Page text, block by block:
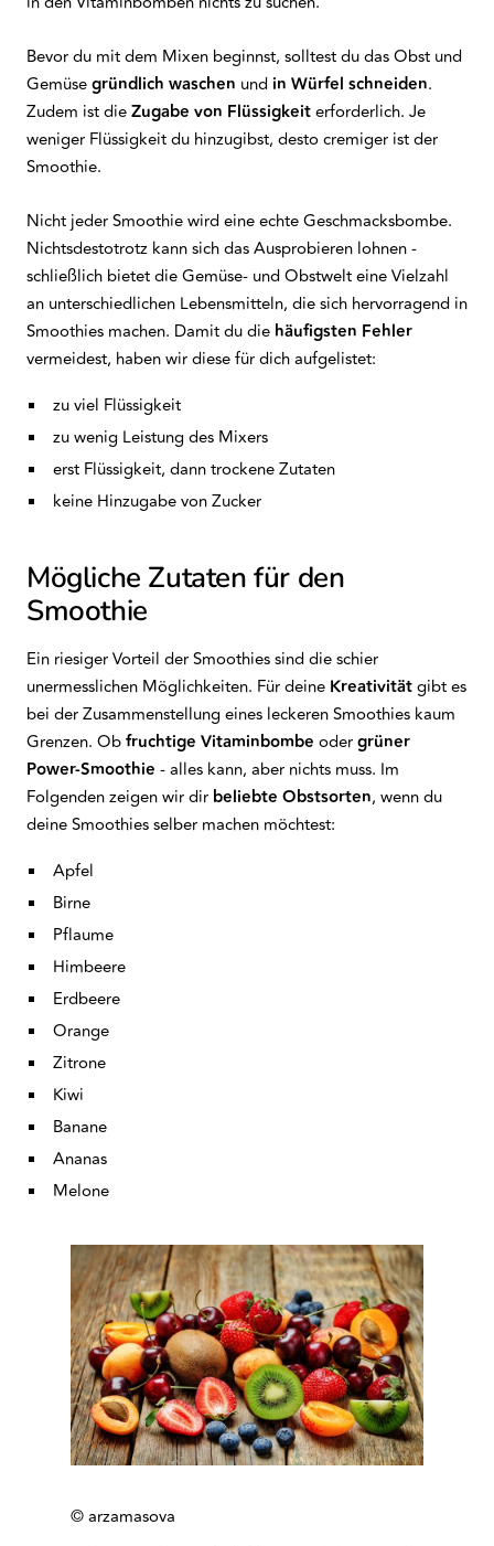
Bevor du mit dem Mixen beginnst, solltest du das Obst und
Gemüsegründlich waschen und in Würfel schneiden.
Zudem ist dieZugabe von Flüssigkeiterforderlich. Je
weniger Flüssigkeit du hinzugibst, desto cremiger ist der
Smoothie.
Nicht jeder Smoothie wird eine echte Geschmacksbombe.
Nichtsdestotrotz kann sich das Ausprobieren lohnen -
schließlich bietet die Gemüse- und Obstwelt eine Vielzahl
an unterschiedlichen Lebensmitteln, die sich hervorragend in
Smoothies machen. Damit du die häufigsten Fehler
vermeidest, haben wir diese für dich aufgelistet:
zu viel Flüssigkeit
zu wenig Leistung des Mixers
erst Flüssigkeit, dann trockene Zutaten
keine Hinzugabe von Zucker
Mögliche Zutaten für den
Smoothie
Ein riesiger Vorteil der Smoothies sind die schier
unermesslichen Möglichkeiten. Für deine Kreativitätgibt es
bei der Zusammenstellung eines leckeren Smoothies kaum
Grenzen. Obfruchtige Vitaminbombe odergrüner
Power-Smoothie - alles kann, aber nichts muss. Im
Folgenden zeigen wir dir beliebte Obstsorten, wenn du
deine Smoothies selber machen möchtest:
Apfel
Birne
Pflaume
Himbeere
Erdbeere
Orange
Zitrone
Kiwi
Banane
Ananas
Melone
© arzamasova